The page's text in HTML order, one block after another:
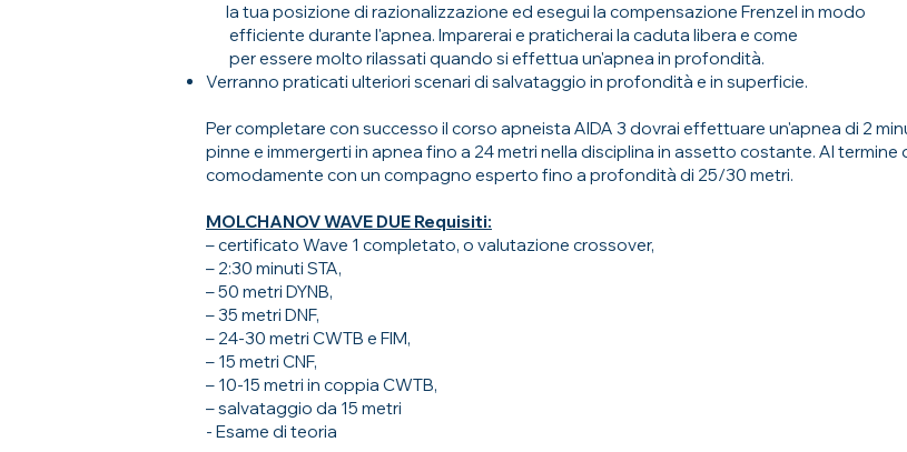
la tua posizione di razionalizzazione ed esegui la compensazione Frenzel in modo
efficiente durante l'apnea. Imparerai e praticherai la caduta libera e come
per essere molto rilassati quando si effettua un'apnea in profondità.
Verranno praticati ulteriori scenari di salvataggio in profondità e in superficie.
Per completare con successo il corso apneista AIDA 3 dovrai effettuare un'apnea di 2
pinne e immergerti in apnea fino a 24 metri nella disciplina in assetto costante. Al
comodamente con un compagno esperto fino a profondità di 25/30 metri.
MOLCHANOV WAVE DUE Requisiti:
– certificato Wave 1 completato, o valutazione crossover,
– 2:30 minuti STA,
– 50 metri DYNB,
– 35 metri DNF,
– 24-30 metri CWTB e FIM,
– 15 metri CNF,
– 10-15 metri in coppia CWTB,
– salvataggio da 15 metri
- Esame di teoria